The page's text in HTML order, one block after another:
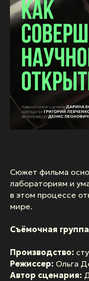
Сюжет фильма
лабораториям и
в этом процессе
мире.
Съёмочная
Производство:
Режиссер: Ольга
Автор сценария: